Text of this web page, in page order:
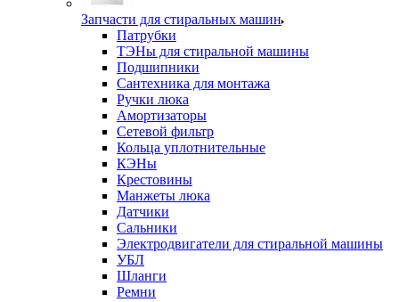
Запчасти для стиральных машин
Патрубки
ТЭНы для стиральной машины
Подшипники
Сантехника для монтажа
Ручки люка
Амортизаторы
Сетевой фильтр
Кольца уплотнительные
КЭНы
Крестовины
Манжеты люка
Датчики
Сальники
Электродвигатели для стиральной машины
УБЛ
Шланги
Ремни